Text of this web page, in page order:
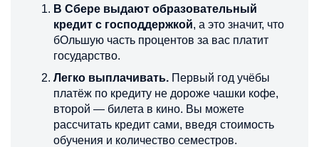
В Сбере выдают образовательный
кредит с господдержкой, а это значит, что
бОльшую часть процентов за вас платит
государство.
Легко выплачивать. Первый год учёбы
платёж по кредиту не дороже чашки кофе,
второй — билета в кино. Вы можете
рассчитать кредит сами, введя стоимость
обучения и количество семестров.